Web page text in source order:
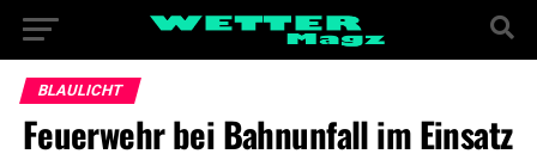
BLAULICHT
Feuerwehr bei Bahnunfall im Einsatz